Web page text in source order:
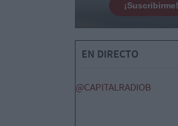
¡Suscribirme!
EN DIRECTO
@CAPITALRADIOB